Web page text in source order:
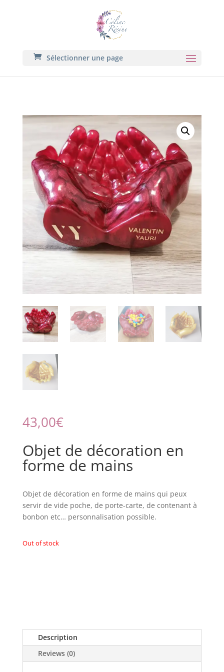
Sélectionner une page
43,00€
Objet de décoration en
forme de mains
Objet de décoration en forme de mains qui peux
servir de vide poche, de porte-carte, de contenant à
bonbon etc… personnalisation possible.
Out of stock
Description
Reviews (0)